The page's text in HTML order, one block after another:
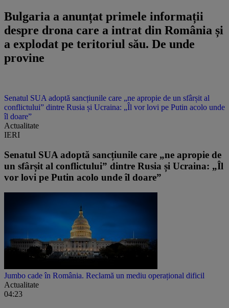
Bulgaria a anunțat primele informații
despre drona care a intrat din România și
a explodat pe teritoriul său. De unde
provine
Senatul SUA adoptă sancțiunile care „ne apropie de un sfârșit al
conflictului” dintre Rusia și Ucraina: „Îl vor lovi pe Putin acolo unde
îl doare”
Actualitate
IERI
Senatul SUA adoptă sancțiunile care „ne apropie de
un sfârșit al conflictului” dintre Rusia și Ucraina: „Îl
vor lovi pe Putin acolo unde îl doare”
Jumbo cade în România. Reclamă un mediu operațional dificil
Actualitate
04:23